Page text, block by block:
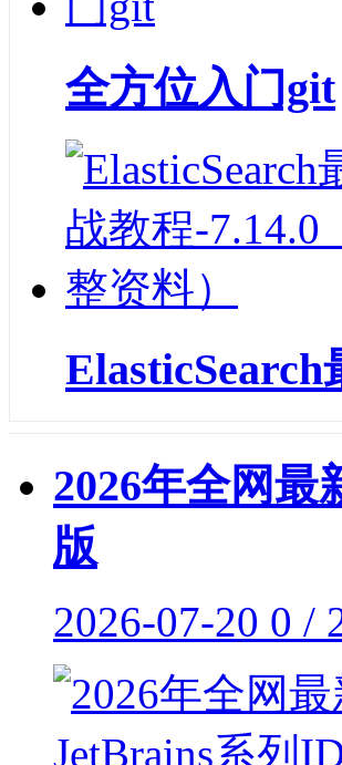
全方位入门git
2026年全网
版
2026-07-20 0 /